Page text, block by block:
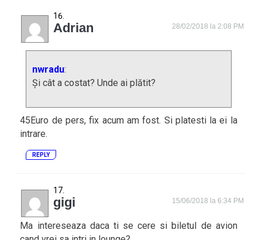
Adrian 28/02/2018 la 2:08 PM
nwradu:
Și cât a costat? Unde ai plătit?
45Euro de pers, fix acum am fost. Si platesti la ei la
intrare.
REPLY
gigi 15/06/2018 la 6:34 PM
Ma intereseaza daca ti se cere si biletul de avion